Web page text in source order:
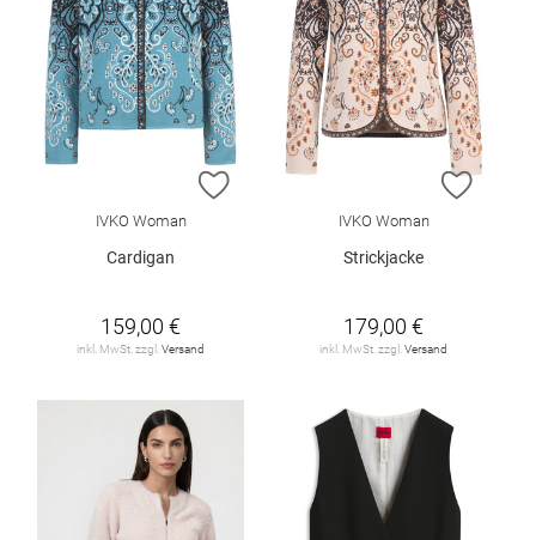
ZUR WUNSCHLISTE HINZUFÜGEN
IVKO Woman
Cardigan
159,00 €
inkl. MwSt. zzgl. Versand
ZUR
IVKO Woman
Strickjacke
179,00 €
inkl. MwSt. zzgl. Versand